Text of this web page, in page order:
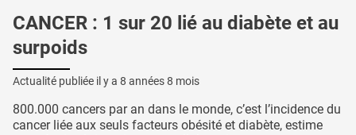
CANCER : 1 sur 20 lié au diabète et au
surpoids
Actualité publiée il y a 8 années 8 mois
800.000 cancers par an dans le monde, c’est l’incidence du
cancer liée aux seuls facteurs obésité et diabète, estime